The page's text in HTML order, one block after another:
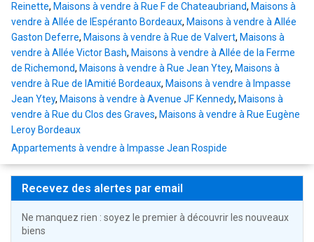
Reinette, Maisons à vendre à Rue F de Chateaubriand, Maisons à
vendre à Allée de lEspéranto Bordeaux, Maisons à vendre à Allée
Gaston Deferre, Maisons à vendre à Rue de Valvert, Maisons à
vendre à Allée Victor Bash, Maisons à vendre à Allée de la Ferme
de Richemond, Maisons à vendre à Rue Jean Ytey, Maisons à
vendre à Rue de lAmitié Bordeaux, Maisons à vendre à Impasse
Jean Ytey, Maisons à vendre à Avenue JF Kennedy, Maisons à
vendre à Rue du Clos des Graves, Maisons à vendre à Rue Eugène
Leroy Bordeaux
Appartements à vendre à Impasse Jean Rospide
Recevez des alertes par email
Ne manquez rien : soyez le premier à découvrir les nouveaux
biens